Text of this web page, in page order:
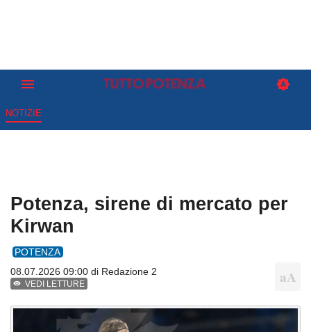
NOTIZIE
Potenza, sirene di mercato per
Kirwan
POTENZA
08.07.2026 09:00 di Redazione 2
VEDI LETTURE